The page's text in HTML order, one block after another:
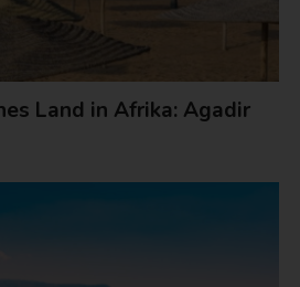
Land in Afrika: Agadir